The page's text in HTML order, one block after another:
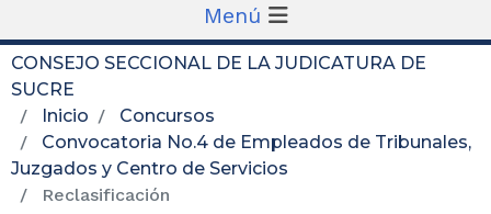
Menú
CONSEJO SECCIONAL DE LA JUDICATURA DE
SUCRE
Inicio
Concursos
Convocatoria No.4 de Empleados de Tribunales,
Juzgados y Centro de Servicios
Reclasificación